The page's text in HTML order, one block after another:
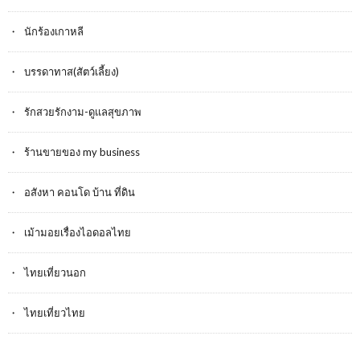
นักร้องเกาหลี
บรรดาทาส(สัตว์เลี้ยง)
รักสวยรักงาม-ดูแลสุขภาพ
ร้านขายของ my business
อสังหา คอนโด บ้าน ที่ดิน
เม้ามอยเรื่องไอดอลไทย
ไทยเที่ยวนอก
ไทยเที่ยวไทย